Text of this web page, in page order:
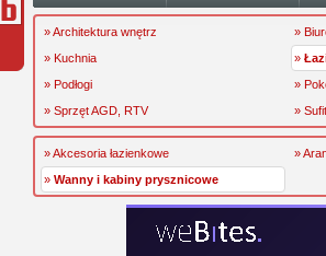
» Architektura wnętrz
»
» Kuchnia
»
» Podłogi
»
» Sprzęt AGD, RTV
»
» Akcesoria łazienkowe
»
» Wanny i kabiny prysznicowe